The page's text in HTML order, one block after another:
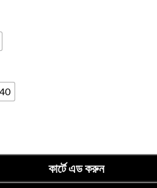
40
কার্টে এড করুন